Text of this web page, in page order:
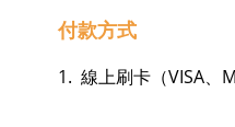
付款方式
1. 線上刷卡（VISA、